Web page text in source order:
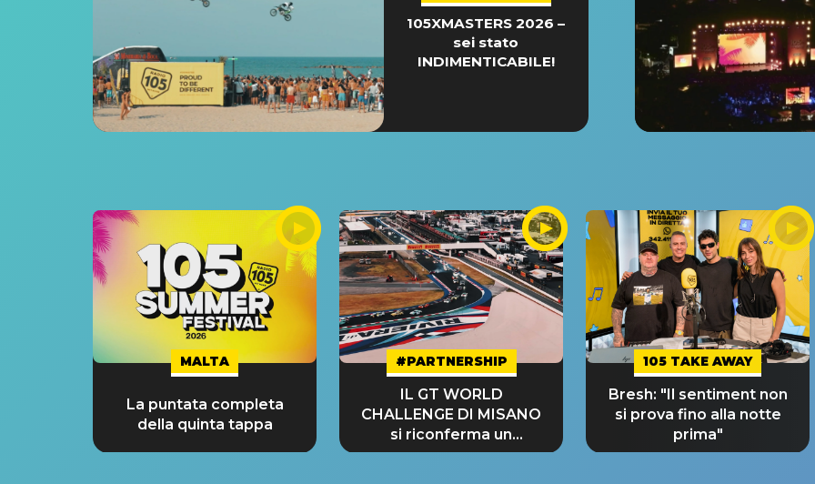
105XMASTERS 2026 –
sei stato
INDIMENTICABILE!
MALTA
La puntata completa
della quinta tappa
#PARTNERSHIP
IL GT WORLD
CHALLENGE DI MISANO
si riconferma un
GRANDE SUCCESSO!
105 TAKE AWAY
Bresh: "Il sentiment non
si prova fino alla notte
prima"